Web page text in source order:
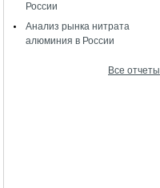
России
Анализ рынка нитрата
алюминия в России
Все отчеты